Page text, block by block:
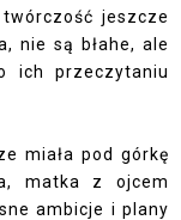
jeszcze
nie są błahe, ale
ich przeczytaniu
miała pod górkę
matka z ojcem
ambicje i plany